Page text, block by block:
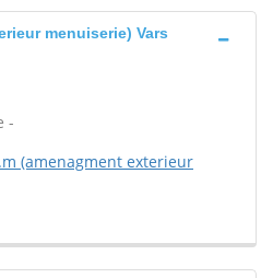
menuiserie) Vars
-
(amenagment exterieur